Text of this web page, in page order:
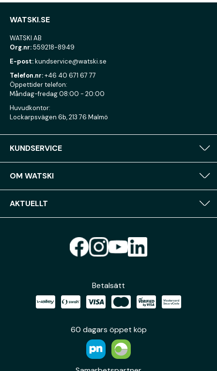
WATSKI.SE
WATSKI AB
Org.nr:559218-8949
E-post:kundservice@watski.se
Telefon.nr:+46 40 671 67 77
Öppettider telefon:
Måndag-fredag 08:00 - 20:00
Huvudkontor:
Lockarpsvägen 6b, 213 76 Malmö
KUNDSERVICE
OM WATSKI
AKTUELLT
Betalsätt
60 dagars öppet köp